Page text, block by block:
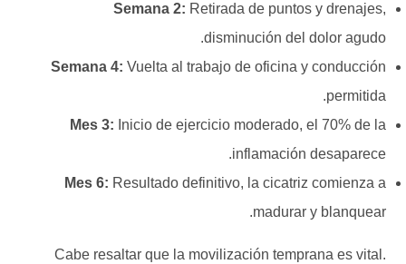
Semana 2: Retirada de puntos y drenajes,
disminución del dolor agudo.
Semana 4: Vuelta al trabajo de oficina y conducción
permitida.
Mes 3: Inicio de ejercicio moderado, el 70% de la
inflamación desaparece.
Mes 6: Resultado definitivo, la cicatriz comienza a
madurar y blanquear.
Cabe resaltar que la movilización temprana es vital.